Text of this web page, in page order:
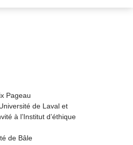
Pageau
de Laval et
à l’Institut d’éthique
de Bâle